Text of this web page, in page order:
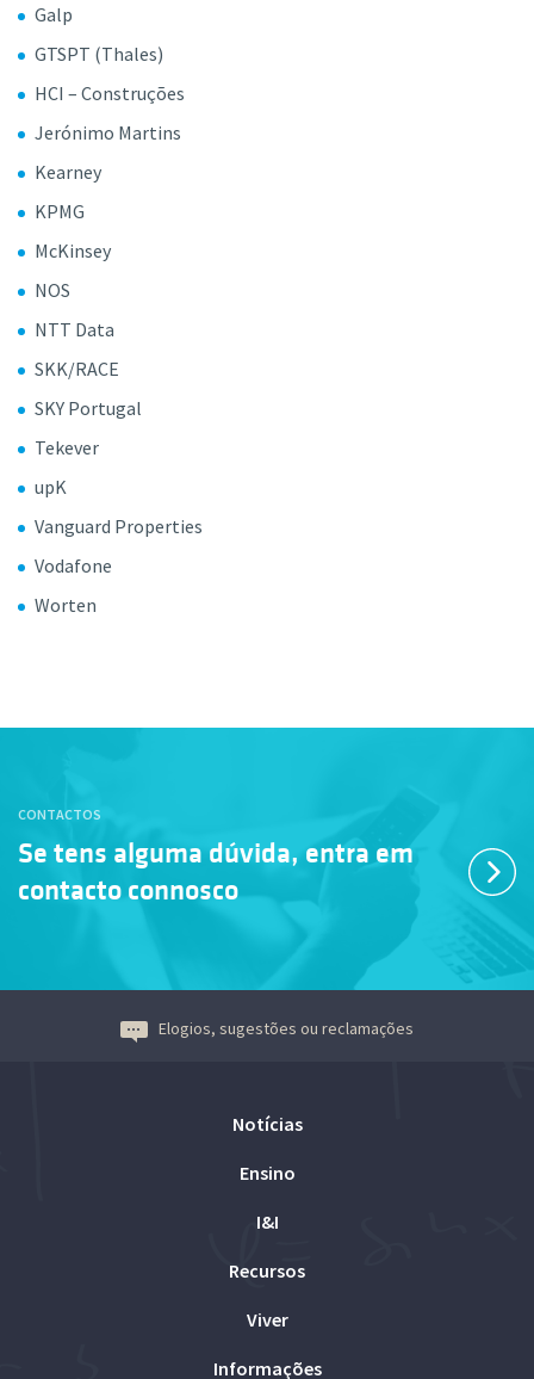
Galp
GTSPT (Thales)
HCI – Construções
Jerónimo Martins
Kearney
KPMG
McKinsey
NOS
NTT Data
SKK/RACE
SKY Portugal
Tekever
upK
Vanguard Properties
Vodafone
Worten
CONTACTOS
Se tens alguma dúvida, entra em
contacto connosco
Elogios, sugestões ou reclamações
Notícias
Ensino
I&I
Recursos
Viver
Informações